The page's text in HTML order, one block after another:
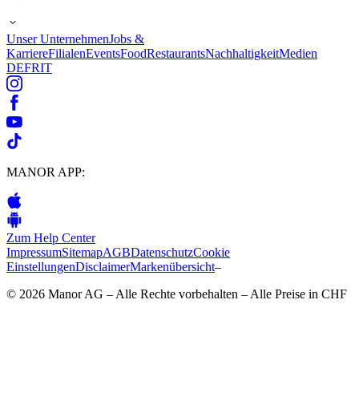
Unser UnternehmenJobs &
KarriereFilialenEventsFoodRestaurantsNachhaltigkeitMedien
DEFRIT
MANOR APP:
Zum Help Center
ImpressumSitemapAGBDatenschutzCookie
EinstellungenDisclaimerMarkenübersicht–
© 2026 Manor AG – Alle Rechte vorbehalten – Alle Preise in CHF